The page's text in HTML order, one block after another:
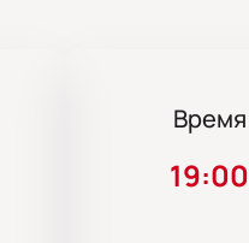
Время
19:00